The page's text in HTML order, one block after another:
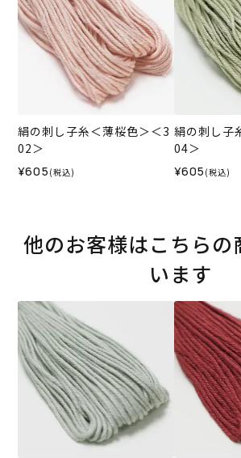
絹の刺し子糸＜薄桜色＞＜3
02＞
¥605 (税込)
絹の刺し子
04＞
¥605 (税込)
他のお客様はこちらの
います